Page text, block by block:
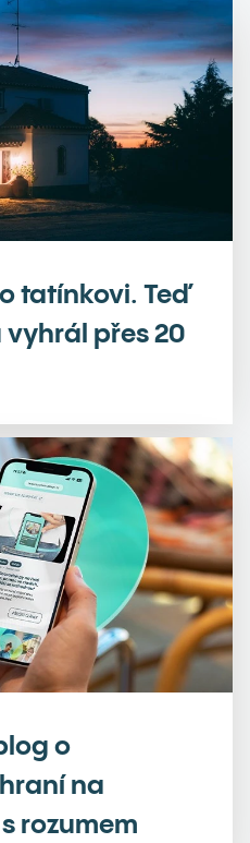
tatínkovi. Teď
přes 20
o
na
rozumem